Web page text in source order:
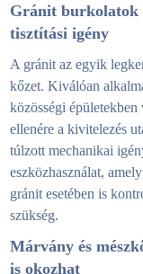
Gránit burkolatok
tisztítási igény
A gránit az egyik
kőzet. Kiválóan
közösségi
ellenére a kivitelezés
túlzott mechanikai
eszközhasználat,
gránit esetében is
szükség.
Márvány és
is okozhat